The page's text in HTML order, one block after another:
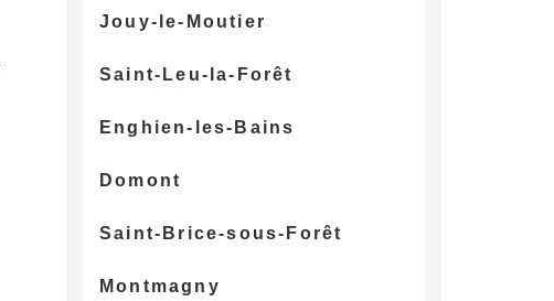
Jouy-le-Moutier
Saint-Leu-la-Forêt
Enghien-les-Bains
Domont
Saint-Brice-sous-Forêt
Montmagny